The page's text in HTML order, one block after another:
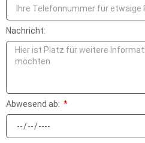
Nachricht:
Abwesend ab: